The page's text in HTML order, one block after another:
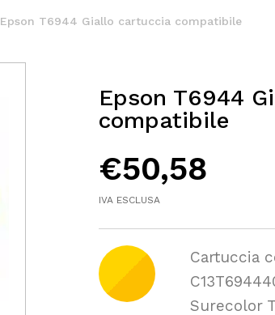
Epson T6944 Giallo cartuccia compatibile
Epson T6944
compatibile
€50,58
IVA ESCLUSA
Cartuccia
Surecolor